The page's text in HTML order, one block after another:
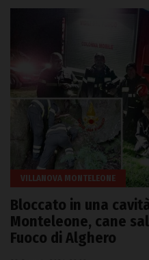
VILLANOVA MONTELEONE
Bloccato in una
Monteleone, cane
Fuoco di Alghero